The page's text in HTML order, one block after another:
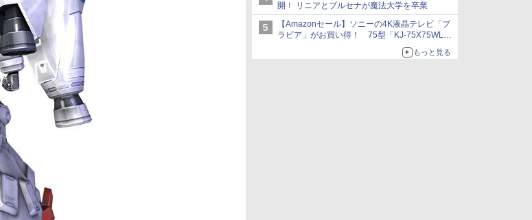
開！ リニアとプルセナが魔法大学を卒業
【Amazonセール】ソニーの4K液晶テレビ「ブ
ラビア」がお買い得！ 75型「KJ-75X75WL」
もっと見る